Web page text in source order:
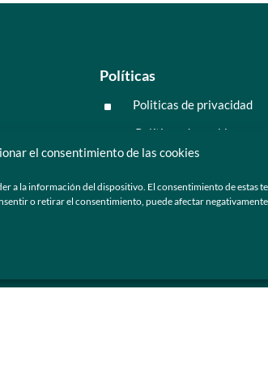
el consentimiento de las cookies
a la información del dispositivo. El consentimiento de estas
o retirar el consentimiento, puede afectar
Políticas
^ Politicas de privacidad
Políticas de cookies
Preguntas frecuentes